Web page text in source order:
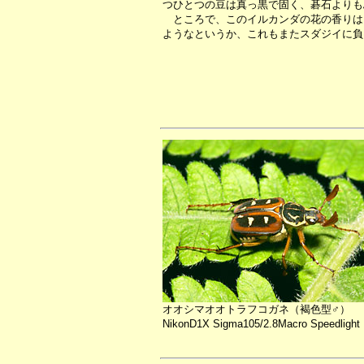
つひとつの豆は真っ黒で固く、碁石より
ところで、このイルカンダの花の香り
ようなというか、これもまたスダジイに
オオシマオオトラフコガネ（褐色型♂）
NikonD1X Sigma105/2.8Macro Speedlight